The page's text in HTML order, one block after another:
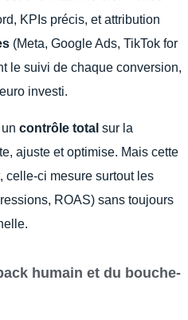
KPIs précis, et attribution
(Meta, Google Ads, TikTok for
le suivi de chaque conversion,
investi.
contrôle total sur la
ajuste et optimise. Mais cette
celle-ci mesure surtout les
ROAS) sans toujours
humain et du bouche-